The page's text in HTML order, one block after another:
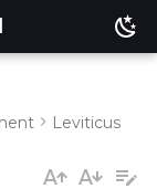
Leviticus